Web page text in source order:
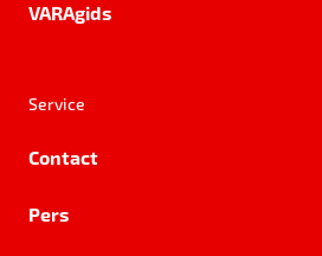
VARAgids
Service
Contact
Pers